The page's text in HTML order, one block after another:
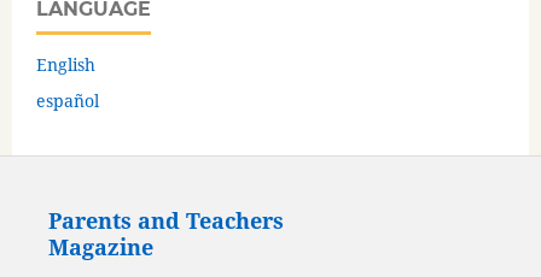
LANGUAGE
English
español
Parents and Teachers
Magazine